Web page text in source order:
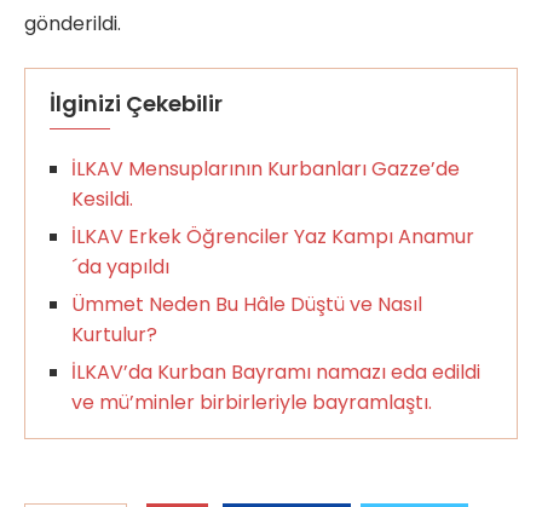
gönderildi.
İlginizi Çekebilir
İLKAV Mensuplarının Kurbanları Gazze’de
Kesildi.
İLKAV Erkek Öğrenciler Yaz Kampı Anamur
´da yapıldı
Ümmet Neden Bu Hâle Düştü ve Nasıl
Kurtulur?
İLKAV’da Kurban Bayramı namazı eda edildi
ve mü’minler birbirleriyle bayramlaştı.